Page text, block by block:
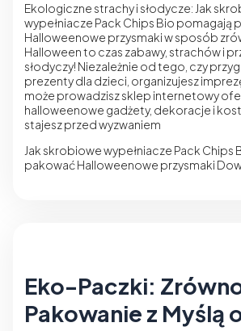
Ekologiczne strachy i słodycze: Jak
wypełniacze Pack Chips Bio pomagają
Halloweenowe przysmaki w sposób
Halloween to czas zabawy, strachów i
słodyczy! Niezależnie od tego, czy
prezenty dla dzieci, organizujesz
może prowadzisz sklep internetowy
halloweenowe gadżety, dekoracje i
stajesz przed wyzwaniem
Jak skrobiowe wypełniacze Pack Chips
pakować Halloweenowe przysmaki
Eko-Paczki:
Pakowanie z Myślą